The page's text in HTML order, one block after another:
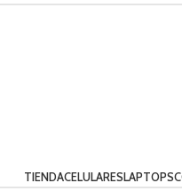
TIENDACELULARESLAPTOPS